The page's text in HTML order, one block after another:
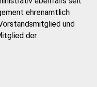
ehrenamtlich
und
der